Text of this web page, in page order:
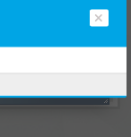
wpo_index